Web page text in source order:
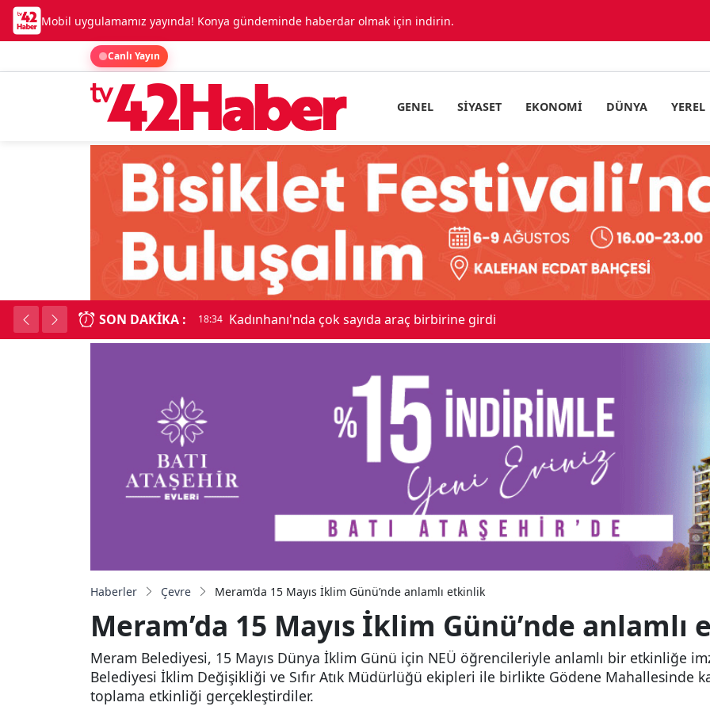
Mobil uygulamamız yayında! Konya gündeminde haberdar olmak için indirin.
Canlı Yayın
GENEL SIYASET EKONOMI DÜNYA YEREL
SON DAKIKA : 18:34 Beşikçioğlu Konya'ya Sevk Edildi
Haberler Çevre Meram’da 15 Mayıs İklim Günü’nde anlamlı etkinlik
Meram’da 15 Mayıs İklim Günü’nde
Meram Belediyesi, 15 Mayıs Dünya İklim Günü için NEÜ öğrencileriyle anlamlı bir etkinliğe
Belediyesi İklim Değişikliği ve Sıfır Atık Müdürlüğü ekipleri ile birlikte Gödene Mahallesinde
toplama etkinliği gerçekleştirdiler.